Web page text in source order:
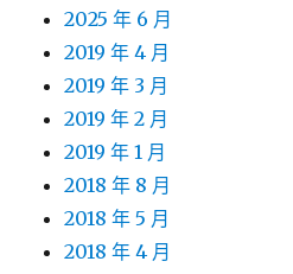
2025 年 6 月
2019 年 4 月
2019 年 3 月
2019 年 2 月
2019 年 1 月
2018 年 8 月
2018 年 5 月
2018 年 4 月